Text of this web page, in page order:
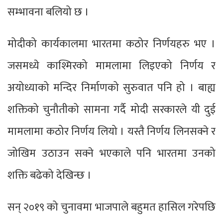
सम्भावना बलियो छ ।
मोदीको कार्यकालमा भारतमा कठोर निर्णयहरु भए ।
जसमध्ये काश्मिरको मामलामा लिइएको निर्णय र
अयोध्याको मन्दिर निर्माणको सुरुवात पनि हो । बाह्य
शक्तिको चुनौतीको सामना गर्दै मोदी सरकारले यी दुई
मामलामा कठोर निर्णय लियो । यस्तै निर्णय लिनसक्ने र
जोखिम उठाउन सक्ने भएकाले पनि भारतमा उनको
शक्ति बढेको देखिन्छ ।
सन् २०१९ को चुनावमा भाजपाले बहुमत हासिल गरेपछि